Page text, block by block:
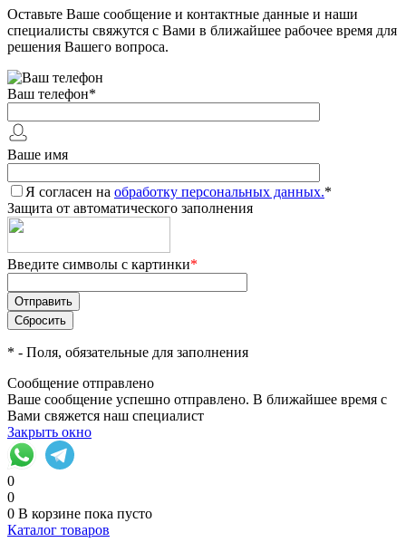
Оставьте Ваше сообщение и контактные данные и наши
специалисты свяжутся с Вами в ближайшее рабочее время для
решения Вашего вопроса.
Ваш телефон*
Ваше имя
Я согласен на обработку персональных данных.*
Защита от автоматического заполнения
Введите символы с картинки*
* - Поля, обязательные для заполнения
Сообщение отправлено
Ваше сообщение успешно отправлено. В ближайшее время с
Вами свяжется наш специалист
Закрыть окно
0
0
0 В корзине пока пусто
Каталог товаров